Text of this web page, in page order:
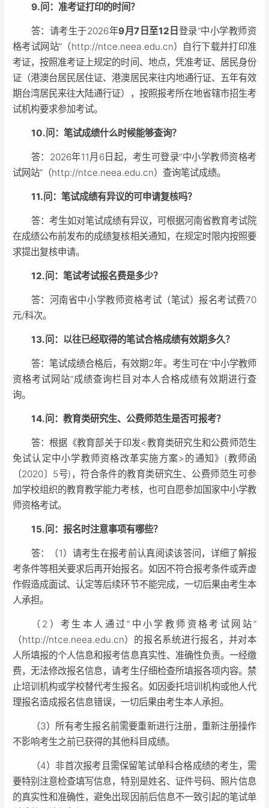
9.问：准考证打印的时间？
答：请考生于2026年9月7日至12日 登录“中小学教师资
格考试网站”（http://ntce.neea.edu.cn）自行下载并打印准
考证，按照准考证上规定的时间、地点，凭准考证、居民身份
证（港澳台居民居住证、港澳居民来往内地通行证、五年有效
期台湾居民来往大陆通行证），按照报考所在地省辖市招生考
试机构要求参加考试。
10.问：笔试成绩什么时候能够查询？
答：2026年11月6日起，考生可登录“中小学教师资格考
试网站”（http://ntce.neea.edu.cn）查询笔试成绩。
11.问：笔试成绩有异议的可申请复核吗？
答：考生如对笔试成绩有异议，可根据河南省教育考试院
在成绩公布前发布的成绩复核相关通知，在规定时限内按照要
求提出复核申请。
12.问：笔试考试报名费是多少？
答：河南省中小学教师资格考试（笔试）报名考试费70
元/科次。
13.问：以往已经取得的笔试合格成绩有效期多久？
答：笔试成绩合格后，有效期2年。考生可在“中小学教师
资格考试网站”成绩查询栏目对本人合格成绩有效期进行查
询。
14.问：教育类研究生、公费师范生是否可报考？
答：根据《教育部关于印发<教育类研究生和公费师范生
免试认定中小学教师资格改革实施方案>的通知》(教师函
〔2020〕5号)，符合条件的教育类研究生、公费师范生可参
加学校组织的教育教学能力考核，也可自愿参加国家中小学教
师资格考试。
15.问：报名时注意事项有哪些？
答：（1）请考生在报考前认真阅读该答问，详细了解报
考条件等相关要求后再开始报名。如因不符合报考条件或弄虚
作假造成面试、认定等后续环节不能完成，一切后果由考生本
人承担。
（2）考生本人通过“中小学教师资格考试网站”
（http://ntce.neea.edu.cn）的报名系统进行报名，并对本
人所填报的个人信息和报考信息真实性、准确性负责。一经缴
费，无法修改报名信息，请考生仔细检查所填报各项内容。禁
止培训机构或学校替代考生报名。如因委托培训机构或他人代
理报名造成报名信息错误，一切后果由考生本人承担。
（3）所有考生报名前需要重新进行注册，重新注册操作
不影响考生之前已获得的其他科目成绩。
（4）非首次报考且需保留笔试单科合格成绩的考生，需
要特别注意检查填写信息，特别是姓名、证件号码、照片信息
的真实性和准确性，避免出现因前后信息不一致引起的笔试单